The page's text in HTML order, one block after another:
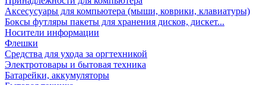
Аксесусуары для компьютера (мыши, коврики, клавиатуры)
Боксы футляры пакеты для хранения дисков, дискет...
Носители информации
Флешки
Средства для ухода за оргтехникой
Электротовары и бытовая техника
Батарейки, аккумуляторы